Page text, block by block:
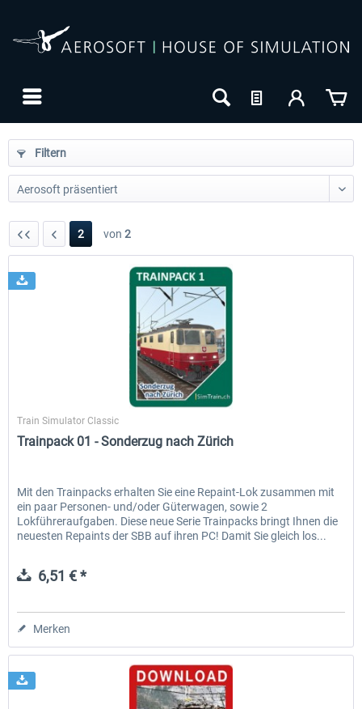
EmergencyDispatcherPro - 24h Free
Trial
0,00 € * 35,69 € *
Filtern
2 von 2
SimTrain
Train Simulator Classic
Trainpack 01 - Sonderzug nach Zürich
Mit den Trainpacks erhalten Sie eine Repaint-Lok zusammen mit
ein paar Personen- und/oder Güterwagen, sowie 2
Lokführeraufgaben. Diese neue Serie Trainpacks bringt Ihnen die
neuesten Repaints der SBB auf ihren PC! Damit Sie gleich los...
6,51 € *
Merken